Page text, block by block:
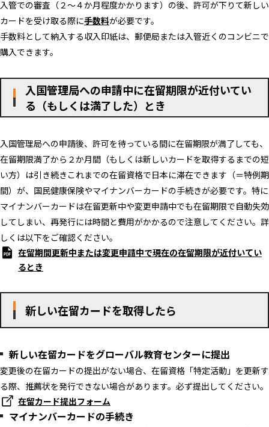
入管での審査（２～４か月程度かかります）の後、許可が下りて新しい
カードを受け取る際に手数料が必要です。
手数料として納入する収入印紙は、郵便局または入管近くのコンビニで
購入できます。
入国管理局への申請中に在留期限が近付いてい
る（もしくは満了した）とき
入国管理局への申請後、許可を待っている間に在留期限が満了しても、
在留期限満了から２か月間（もしくは新しいカードを取得するまでの短
い方）は引き続きこれまでの在留資格で日本に滞在できます（＝特例期
間）が、国民健康保険やマイナンバーカードの手続きが必要です。特に
マイナンバーカードは在留更新中や変更申請中でも在留期限で自動失効
してしまい、再発行には時間と費用がかかるので注意してください。詳
しくは以下をご確認ください。
在留期間更新中または変更申請中で現在の在留期限が近付いてい
るとき
新しい在留カードを取得したら
新しい在留カードをグローバル教育センターに提出
変更後の在留カードの提出がない場合、在留資格「特定活動」を更新す
る際、推薦状を発行できない場合があります。必ず提出してください。
在留カード提出フォーム
マイナンバーカードの手続き